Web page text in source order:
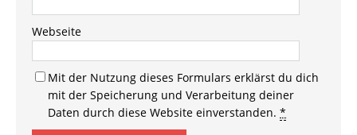
Webseite
Mit der Nutzung dieses Formulars erklärst du dich
mit der Speicherung und Verarbeitung deiner
Daten durch diese Website einverstanden. *